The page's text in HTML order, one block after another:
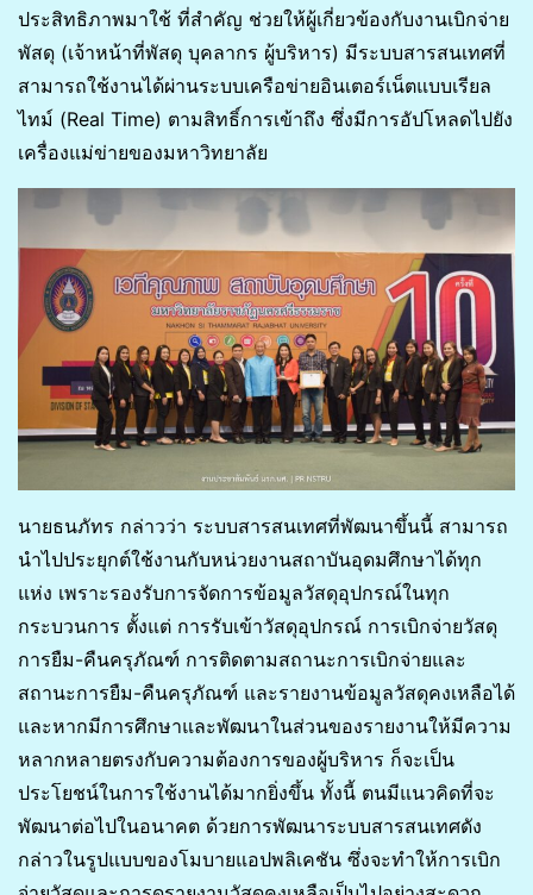
ประสิทธิภาพมาใช้ ที่สำคัญ ช่วยให้ผู้เกี่ยวข้องกับงานเบิกจ่าย
พัสดุ (เจ้าหน้าที่พัสดุ บุคลากร ผู้บริหาร) มีระบบสารสนเทศที่
สามารถใช้งานได้ผ่านระบบเครือข่ายอินเตอร์เน็ตแบบเรียล
ไทม์ (Real Time) ตามสิทธิ์การเข้าถึง ซึ่งมีการอัปโหลดไปยัง
เครื่องแม่ข่ายของมหาวิทยาลัย
นายธนภัทร กล่าวว่า ระบบสารสนเทศที่พัฒนาขึ้นนี้ สามารถ
นำไปประยุกต์ใช้งานกับหน่วยงานสถาบันอุดมศึกษาได้ทุก
แห่ง เพราะรองรับการจัดการข้อมูลวัสดุอุปกรณ์ในทุก
กระบวนการ ตั้งแต่ การรับเข้าวัสดุอุปกรณ์ การเบิกจ่ายวัสดุ
การยืม-คืนครุภัณฑ์ การติดตามสถานะการเบิกจ่ายและ
สถานะการยืม-คืนครุภัณฑ์ และรายงานข้อมูลวัสดุคงเหลือได้
และหากมีการศึกษาและพัฒนาในส่วนของรายงานให้มีความ
หลากหลายตรงกับความต้องการของผู้บริหาร ก็จะเป็น
ประโยชน์ในการใช้งานได้มากยิ่งขึ้น ทั้งนี้ ตนมีแนวคิดที่จะ
พัฒนาต่อไปในอนาคต ด้วยการพัฒนาระบบสารสนเทศดัง
กล่าวในรูปแบบของโมบายแอปพลิเคชัน ซึ่งจะทำให้การเบิก